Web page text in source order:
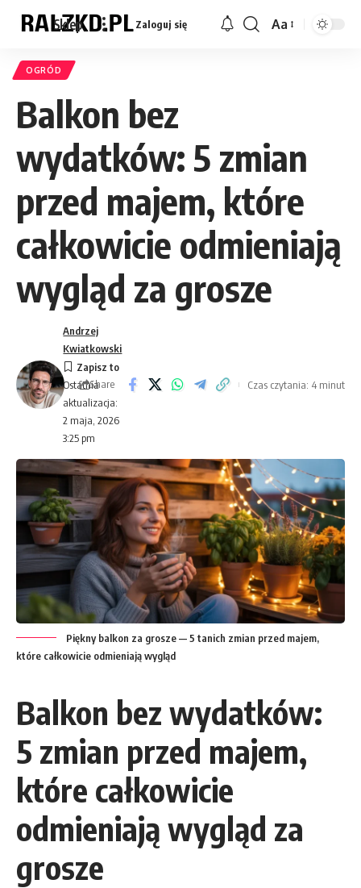
Sklep Zaloguj się
Font
Aa
OGRÓD
Balkon bez
wydatków: 5 zmian
przed majem, które
całkowicie odmieniają
wygląd za grosze
Ostatnia
aktualizacja:
2 maja, 2026
3:25 pm
Andrzej
Kwiatkowski
Share Czas czytania: 4 minut
Piękny balkon za grosze — 5 tanich zmian przed majem,
które całkowicie odmieniają wygląd
Balkon bez wydatków:
5 zmian przed majem,
które całkowicie
odmieniają wygląd za
grosze